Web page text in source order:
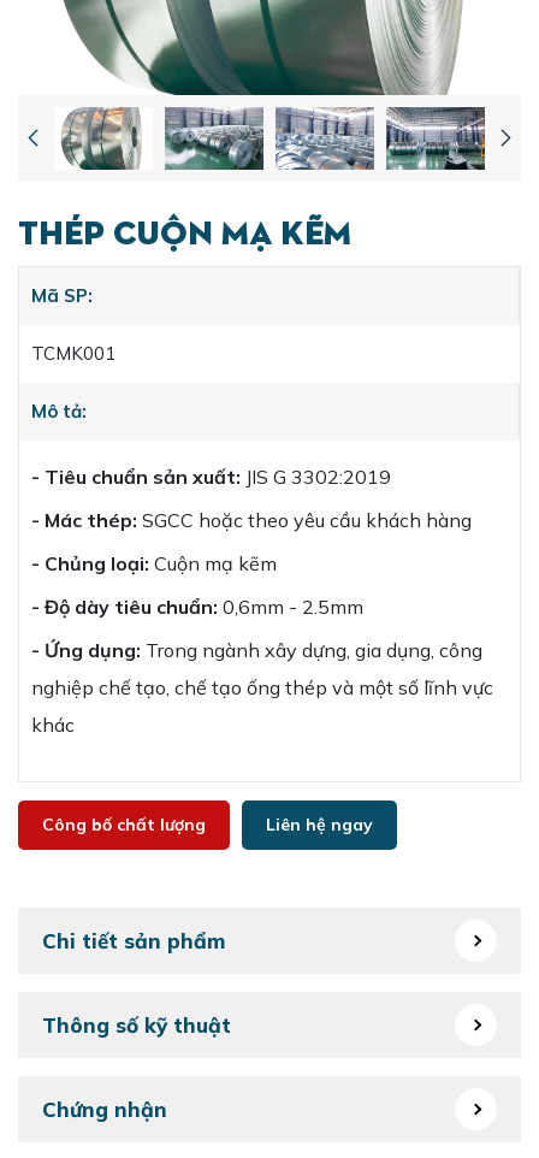
Thép Cuộn Mạ Kẽm
Mã SP:
TCMK001
Mô tả:
- Tiêu chuẩn sản xuất: JIS G 3302:2019
- Mác thép: SGCC hoặc theo yêu cầu khách hàng
- Chủng loại: Cuộn mạ kẽm
- Độ dày tiêu chuẩn: 0,6mm - 2.5mm
- Ứng dụng: Trong ngành xây dựng, gia dụng, công
nghiệp chế tạo, chế tạo ống thép và một số lĩnh vực
khác
Công bố chất lượng Liên hệ ngay
Chi tiết sản phẩm
Thông số kỹ thuật
Chứng nhận